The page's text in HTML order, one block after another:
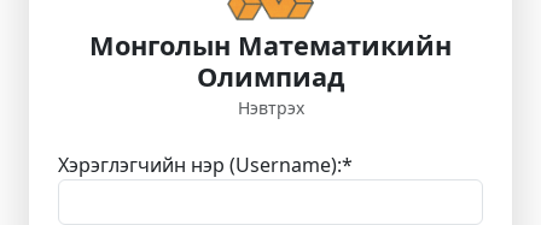
Монголын Математикийн
Олимпиад
Нэвтрэх
Хэрэглэгчийн нэр (Username):*